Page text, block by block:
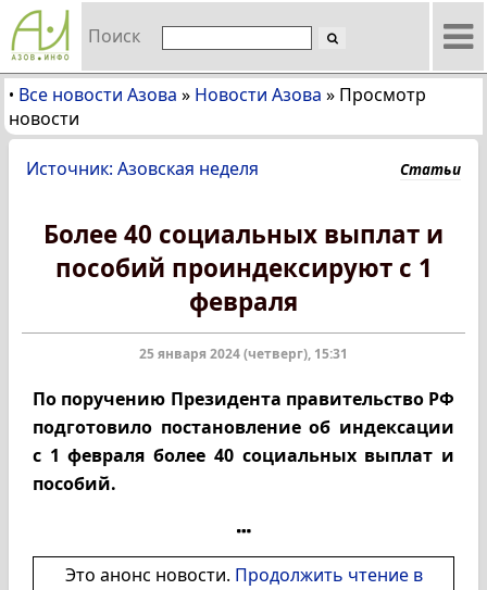
Поиск
• Все новости Азова » Новости Азова » Просмотр
новости
Источник: Азовская неделя Статьи
Более 40 социальных выплат и
пособий проиндексируют с 1
февраля
25 января 2024 (четверг), 15:31
По поручению Президента правительство РФ
подготовило постановление об индексации
с 1 февраля более 40 социальных выплат и
пособий.
Это анонс новости. Продолжить чтение в